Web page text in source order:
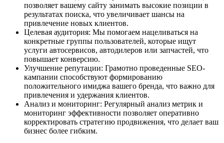
позволяет вашему сайту занимать высокие позиции в
результатах поиска, что увеличивает шансы на
привлечение новых клиентов.
Целевая аудитория: Мы помогаем нацеливаться на
конкретные группы пользователей, которые ищут
услуги автосервисов, автодилеров или запчастей, что
повышает конверсию.
Улучшение репутации: Грамотно проведенные SEO-
кампании способствуют формированию
положительного имиджа вашего бренда, что важно для
привлечения и удержания клиентов.
Анализ и мониторинг: Регулярный анализ метрик и
мониторинг эффективности позволяет оперативно
корректировать стратегию продвижения, что делает ваш
бизнес более гибким.